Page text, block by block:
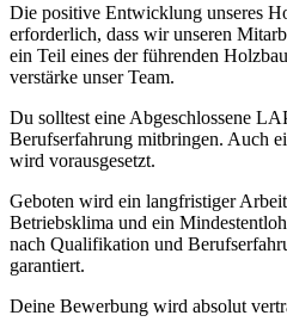
Die positive Entwicklung unseres
erforderlich, dass wir unseren
ein Teil eines der führenden
verstärke unser Team.
Du solltest eine Abgeschlossene
Berufserfahrung mitbringen. Auch
wird vorausgesetzt.
Geboten wird ein langfristiger
Betriebsklima und ein
nach Qualifikation und
garantiert.
Deine Bewerbung wird absolut